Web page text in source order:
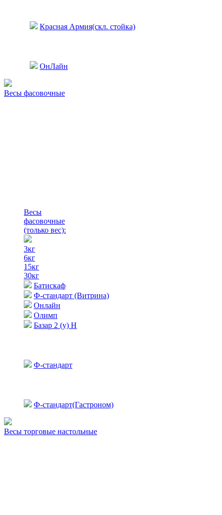
Красная Армия(скл. стойка)
ОнЛайн
Весы фасовочные
Весы
фасовочные
(только вес):
3кг
6кг
15кг
30кг
Батискаф
Ф-стандарт (Витрина)
Онлайн
Олимп
Базар 2 (у) Н
Ф-стандарт
Ф-стандарт(Гастроном)
Весы торговые настольные